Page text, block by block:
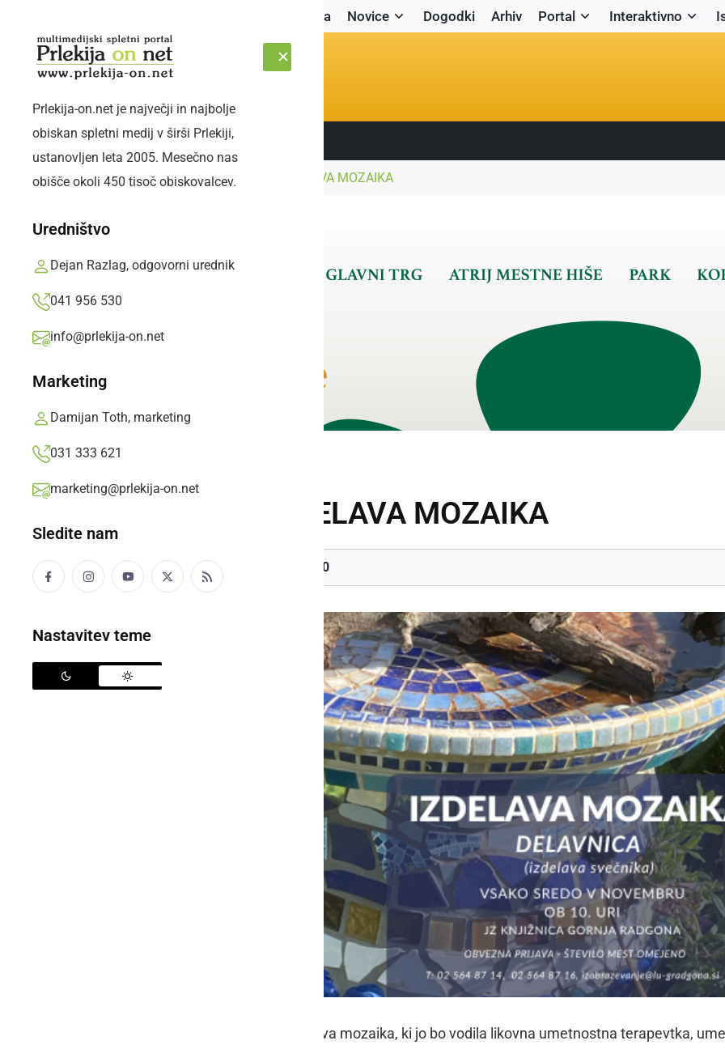
Naslovnica Novice Dogodki Arhiv Portal Interaktivno
SOBOTA, 8. AVGUST 2026 Sledite nam:
Prlekija-on.net je največji in najbolje
obiskan spletni medij v širši Prlekiji,
ustanovljen leta 2005. Mesečno nas
obišče okoli 450 tisoč obiskovalcev.
Uredništvo
Dejan Razlag, odgovorni urednik
041 956 530
info@prlekija-on.net
Marketing
Damijan Toth, marketing
031 333 621
marketing@prlekija-on.net
Sledite nam
Nastavitev teme
Naslovnica DogodkiDELAVNICA IZDELAVA MOZAIKA
DELAVNICA IZDELAVA MOZAIKA
SREDA, 12. NOVEMBER 2025 OB 10:00
Vljudno vabljeni na delavnico Izdelava mozaika, ki jo bo vodila likovna umetnostna terapevtka,